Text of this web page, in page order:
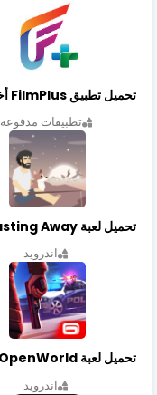
تطبيقات مدفوعة
اندرويد
اندرويد